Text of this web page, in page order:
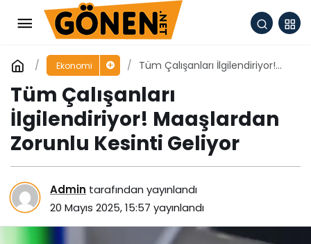
Ekonomi
Tüm Çalışanları İlgilendiriyor!
Geliyor
Tüm Çalışanları
İlgilendiriyor! Maaşlardan
Zorunlu Kesinti Geliyor
Admin tarafından yayınlandı
20 Mayıs 2025, 15:57 yayınlandı